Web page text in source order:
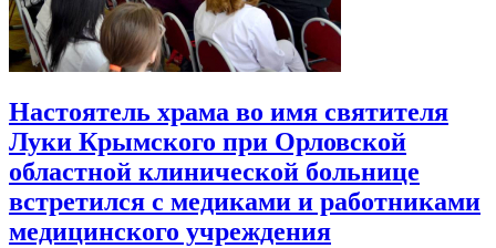
Настоятель храма во имя святителя
Луки Крымского при Орловской
областной клинической больнице
встретился с медиками и работниками
медицинского учреждения